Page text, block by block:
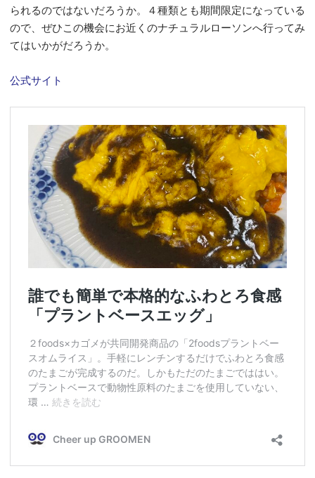
られるのではないだろうか。４種類とも期間限定になっている
ので、ぜひこの機会にお近くのナチュラルローソンへ行ってみ
てはいかがだろうか。
公式サイト